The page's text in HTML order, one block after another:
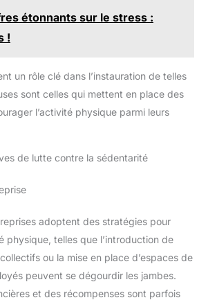
volonté. Les accoudoirs
besoin d'utiliser la chaise,
vous pouvez relever les
accoudoirs et pousser la
chaise sous la table pour
gagner de la place. Facile à
étapes, et est livrée avec
15 minutes !
aux pièces numérotées, une seule personne
15 à 30 minutes, afin de profiter rapidement
étonnants sur le stress :
!
un rôle clé dans l’instauration de telles
sont celles qui mettent en place des
l’activité physique parmi leurs
de lutte contre la sédentarité
adoptent des stratégies pour
physique, telles que l’introduction de
ou la mise en place d’espaces de
peuvent se dégourdir les jambes.
et des récompenses sont parfois